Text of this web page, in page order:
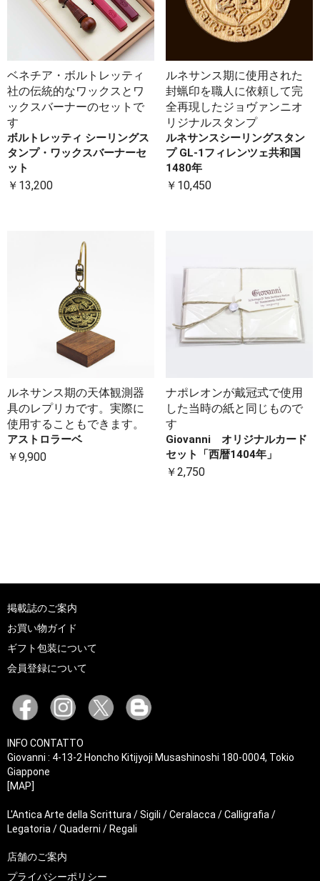
ベネチア・ボルトレッティ
社の伝統的なワックスとワ
ックスバーナーのセットで
す
ボルトレッティ シーリングス
タンプ・ワックスバーナーセ
ット
￥13,200
ルネサンス期に使用された
封蝋印を職人に依頼して完
全再現したジョヴァンニオ
リジナルスタンプ
ルネサンスシーリングスタン
プ GL-1フィレンツェ共和国
1480年
￥10,450
ルネサンス期の天体観測器
具のレプリカです。実際に
使用することもできます。
アストロラーベ
￥9,900
ナポレオンが戴冠式で使用
した当時の紙と同じもので
す
Giovanni オリジナルカード
セット「西暦1404年」
￥2,750
掲載誌のご案内
お買い物ガイド
ギフト包装について
会員登録について
INFO CONTATTO
Giovanni : 4-13-2 Honcho Kitijyoji Musashinoshi 180-0004, Tokio
Giappone
[MAP]
L'Antica Arte della Scrittura / Sigili / Ceralacca / Calligrafia /
Legatoria / Quaderni / Regali
店舗のご案内
プライバシーポリシー